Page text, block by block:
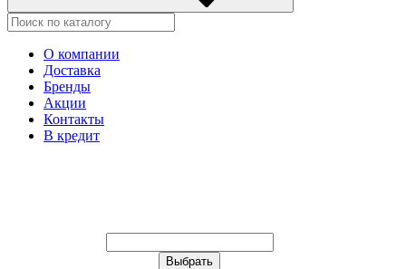
О компании
Доставка
Бренды
Акции
Контакты
В кредит